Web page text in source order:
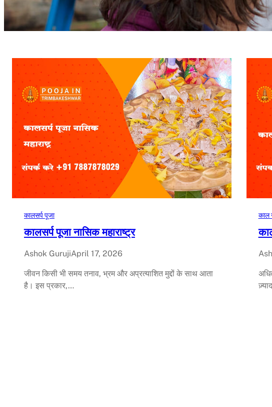
कालसर्प पूजा
कालसर्प पूजा नासिक महाराष्ट्र
Ashok GurujiApril 17, 2026
जीवन किसी भी समय तनाव, भ्रम और अप्रत्याशित मुद्दों के साथ आता
है। इस प्रकार,…
काल